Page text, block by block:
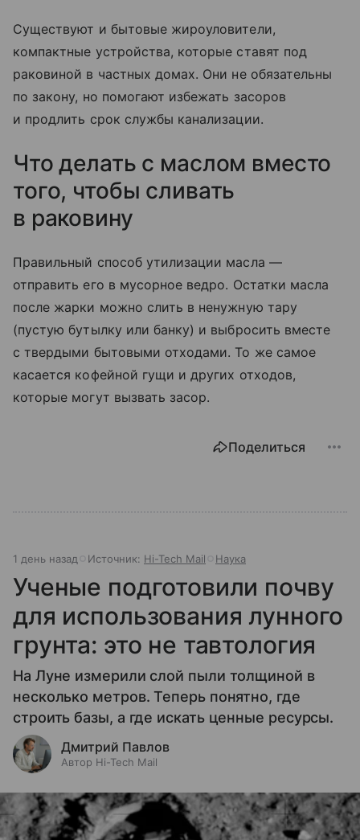
Существуют и бытовые жироуловители,
компактные устройства, которые ставят под
раковиной в частных домах. Они не обязательны
по закону, но помогают избежать засоров
и продлить срок службы канализации.
Что делать с маслом вместо
того, чтобы сливать
в раковину
Правильный способ утилизации масла —
отправить его в мусорное ведро. Остатки масла
после жарки можно слить в ненужную тару
(пустую бутылку или банку) и выбросить вместе
с твердыми бытовыми отходами. То же самое
касается кофейной гущи и других отходов,
которые могут вызвать засор.
Поделиться
1 день назад Источник: Hi-Tech Mail Наука
Ученые подготовили почву
для использования лунного
грунта: это не тавтология
На Луне измерили слой пыли толщиной в
несколько метров. Теперь понятно, где
строить базы, а где искать ценные ресурсы.
Дмитрий Павлов
Автор Hi-Tech Mail